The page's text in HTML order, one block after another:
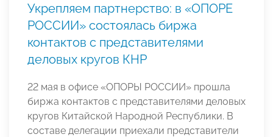
Укрепляем партнерство: в «ОПОРЕ
РОССИИ» состоялась биржа
контактов с представителями
деловых кругов КНР
22 мая в офисе «ОПОРЫ РОССИИ» прошла
биржа контактов с представителями деловых
кругов Китайской Народной Республики. В
составе делегации приехали представители